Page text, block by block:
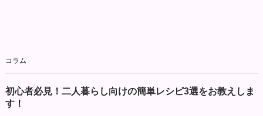
コラム
初心者必見！二人暮らし向けの簡単レシピ3選をお教えしま
す！